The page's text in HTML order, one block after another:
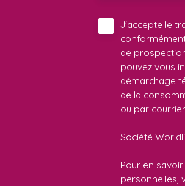
J'accepte le
de
pouvez vous
démarchage
de la
ou par
Société
Pour en
personnelles,